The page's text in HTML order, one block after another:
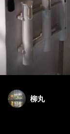
柳丸